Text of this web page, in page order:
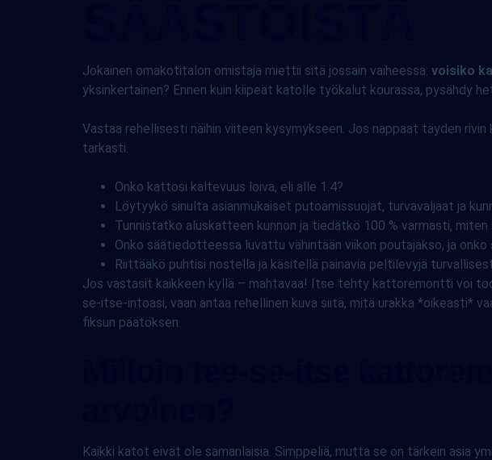
Jokainen omakotitalon omistaja miettii sitä jossain vaiheessa: voisiko
yksinkertainen? Ennen kuin kiipeät katolle työkalut kourassa, pysähdy
Vastaa rehellisesti näihin viiteen kysymykseen. Jos nappaat täyden
tarkasti.
Onko kattosi kaltevuus loiva, eli alle 1:4?
Löytyykö sinulta asianmukaiset putoamissuojat, turvavaljaat ja
Tunnistatko aluskatteen kunnon ja tiedätkö 100 % varmasti, miten
Onko säätiedotteessa luvattu vähintään viikon poutajakso, ja
Riittääkö puhtisi nostella ja käsitellä painavia peltilevyjä
Jos vastasit kaikkeen kyllä – mahtavaa! Itse tehty kattoremontti voi
se-itse-intoasi, vaan antaa rehellinen kuva siitä, mitä urakka *oikeasti*
fiksun päätöksen.
Kaikki katot eivät ole samanlaisia. Simppeliä, mutta se on tärkein asia